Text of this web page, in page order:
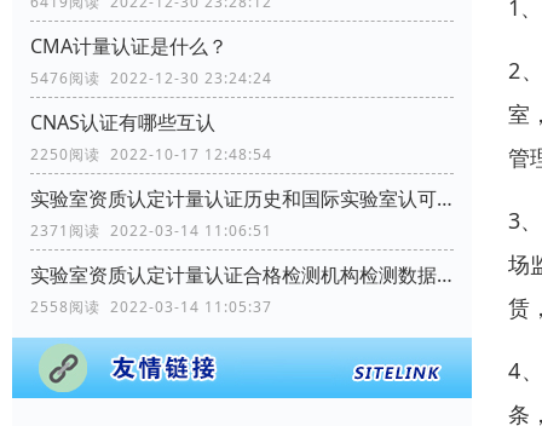
CMA计量认证是什么？
5476阅读 2022-12-30 23:24:24
CNAS认证有哪些互认
2250阅读 2022-10-17 12:48:54
实验室资质认定计量认证历史和国际实验室认可情况如何？
2371阅读 2022-03-14 11:06:51
实验室资质认定计量认证合格检测机构检测数据和结果用途是什么？
2558阅读 2022-03-14 11:05:37
1
2
室
管
3
场
赁
4
条